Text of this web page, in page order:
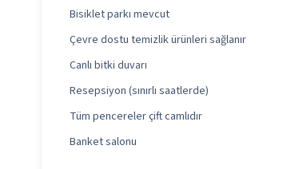
Bisiklet parkı mevcut
Çevre dostu temizlik ürünleri sağlanır
Canlı bitki duvarı
Resepsiyon (sınırlı saatlerde)
Tüm pencereler çift camlıdır
Banket salonu